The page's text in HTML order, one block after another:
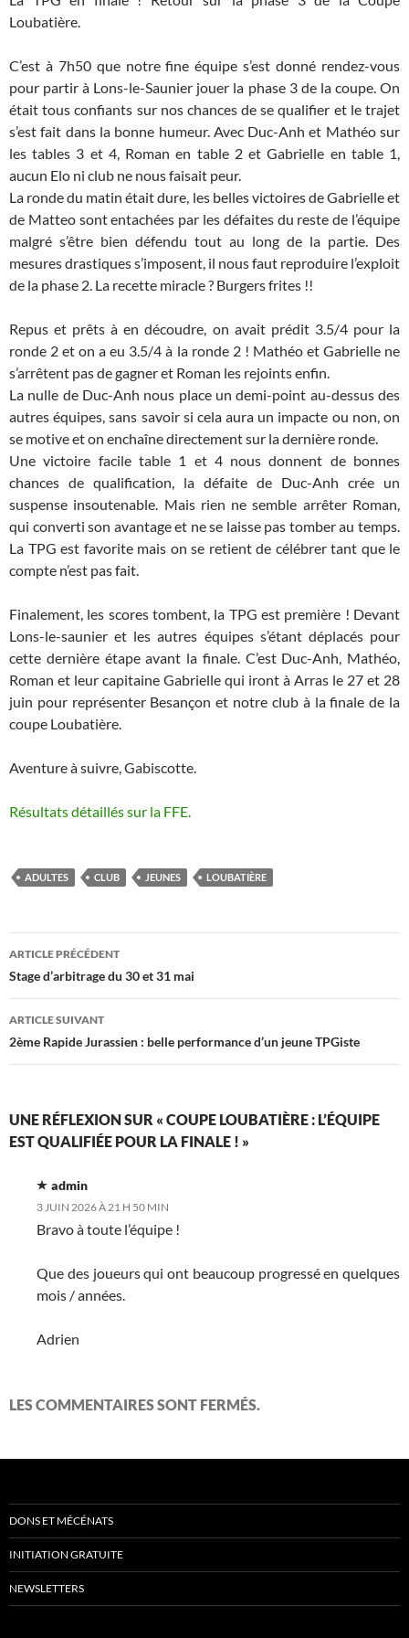
Loubatière.
C’est à 7h50 que notre fine équipe s’est donné rendez-vous
pour partir à Lons-le-Saunier jouer la phase 3 de la coupe. On
était tous confiants sur nos chances de se qualifier et le trajet
s’est fait dans la bonne humeur. Avec Duc-Anh et Mathéo sur
les tables 3 et 4, Roman en table 2 et Gabrielle en table 1,
aucun Elo ni club ne nous faisait peur.
La ronde du matin était dure, les belles victoires de Gabrielle et
de Matteo sont entachées par les défaites du reste de l’équipe
malgré s’être bien défendu tout au long de la partie. Des
mesures drastiques s’imposent, il nous faut reproduire l’exploit
de la phase 2. La recette miracle ? Burgers frites !!
Repus et prêts à en découdre, on avait prédit 3.5/4 pour la
ronde 2 et on a eu 3.5/4 à la ronde 2 ! Mathéo et Gabrielle ne
s’arrêtent pas de gagner et Roman les rejoints enfin.
La nulle de Duc-Anh nous place un demi-point au-dessus des
autres équipes, sans savoir si cela aura un impacte ou non, on
se motive et on enchaîne directement sur la dernière ronde.
Une victoire facile table 1 et 4 nous donnent de bonnes
chances de qualification, la défaite de Duc-Anh crée un
suspense insoutenable. Mais rien ne semble arrêter Roman,
qui converti son avantage et ne se laisse pas tomber au temps.
La TPG est favorite mais on se retient de célébrer tant que le
compte n’est pas fait.
Finalement, les scores tombent, la TPG est première ! Devant
Lons-le-saunier et les autres équipes s’étant déplacés pour
cette dernière étape avant la finale. C’est Duc-Anh, Mathéo,
Roman et leur capitaine Gabrielle qui iront à Arras le 27 et 28
juin pour représenter Besançon et notre club à la finale de la
coupe Loubatière.
Aventure à suivre, Gabiscotte.
Résultats détaillés sur la FFE.
ADULTES CLUB JEUNES LOUBATIÈRE
Navigation
des
articles
ARTICLE PRÉCÉDENT
Stage d’arbitrage du 30 et 31 mai
ARTICLE SUIVANT
2ème Rapide Jurassien : belle performance d’un jeune TPGiste
UNE RÉFLEXION SUR « COUPE LOUBATIÈRE : L’ÉQUIPE
EST QUALIFIÉE POUR LA FINALE ! »
admin
3 JUIN 2026 À 21 H 50 MIN
Bravo à toute l’équipe !
Que des joueurs qui ont beaucoup progressé en quelques
mois / années.
Adrien
LES COMMENTAIRES SONT FERMÉS.
DONS ET MÉCÉNATS
INITIATION GRATUITE
NEWSLETTERS